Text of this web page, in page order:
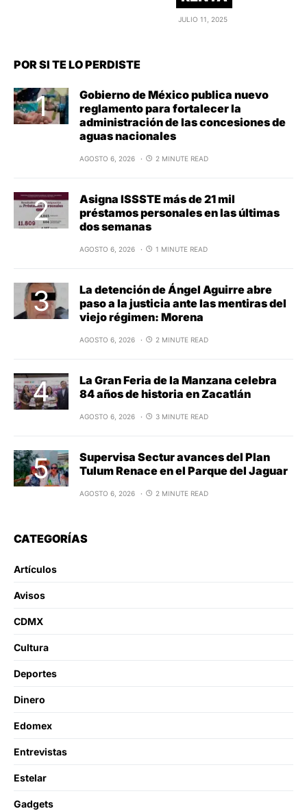
JULIO 11, 2025
POR SI TE LO PERDISTE
Gobierno de México publica nuevo
reglamento para fortalecer la
administración de las concesiones de
aguas nacionales
AGOSTO 6, 2026 2 MINUTE READ
Asigna ISSSTE más de 21 mil
préstamos personales en las últimas
dos semanas
AGOSTO 6, 2026 1 MINUTE READ
La detención de Ángel Aguirre abre
paso a la justicia ante las mentiras del
viejo régimen: Morena
AGOSTO 6, 2026 2 MINUTE READ
La Gran Feria de la Manzana celebra
84 años de historia en Zacatlán
AGOSTO 6, 2026 3 MINUTE READ
Supervisa Sectur avances del Plan
Tulum Renace en el Parque del Jaguar
AGOSTO 6, 2026 2 MINUTE READ
CATEGORÍAS
Artículos
Avisos
CDMX
Cultura
Deportes
Dinero
Edomex
Entrevistas
Estelar
Gadgets